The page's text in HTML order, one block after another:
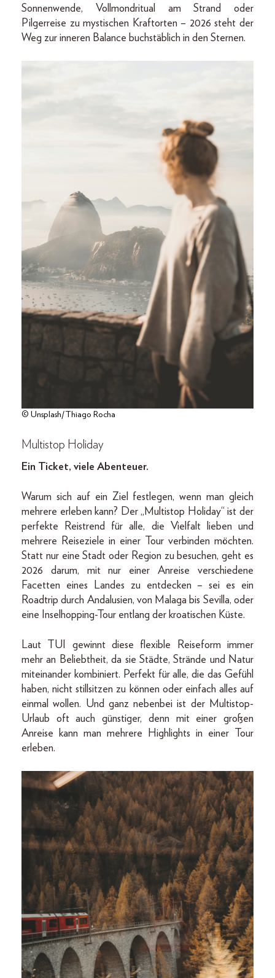
Sonnenwende, Vollmondritual am Strand oder
Pilgerreise zu mystischen Kraftorten – 2026 steht der
Weg zur inneren Balance buchstäblich in den Sternen.
© Unsplash/Thiago Rocha
Multistop Holiday
Ein Ticket, viele Abenteuer.
Warum sich auf ein Ziel festlegen, wenn man gleich
mehrere erleben kann? Der „Multistop Holiday“ ist der
perfekte Reistrend für alle, die Vielfalt lieben und
mehrere Reiseziele in einer Tour verbinden möchten.
Statt nur eine Stadt oder Region zu besuchen, geht es
2026 darum, mit nur einer Anreise verschiedene
Facetten eines Landes zu entdecken – sei es ein
Roadtrip durch Andalusien, von Malaga bis Sevilla, oder
eine Inselhopping-Tour entlang der kroatischen Küste.
Laut TUI gewinnt diese flexible Reiseform immer
mehr an Beliebtheit, da sie Städte, Strände und Natur
miteinander kombiniert. Perfekt für alle, die das Gefühl
haben, nicht stillsitzen zu können oder einfach alles auf
einmal wollen. Und ganz nebenbei ist der Multistop-
Urlaub oft auch günstiger, denn mit einer großen
Anreise kann man mehrere Highlights in einer Tour
erleben.